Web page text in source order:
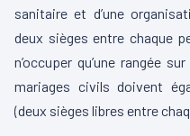
sanitaire et d’une
deux sièges entre chaque
n’occuper qu’une rangée
mariages civils doivent
(deux sièges libres entre